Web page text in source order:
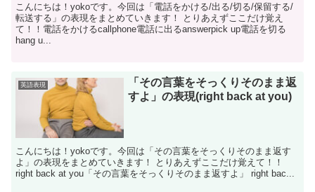
こんにちは！yokoです。今回は「電話をかける/出る/切る/保留する/
転送する」の表現をまとめていきます！ とりあえずここだけ覚え
て！！電話をかけるcallphone電話に出るanswerpick up電話を切る
hang u...
英語表現
「その言葉をそっくりそのまま返
すよ」の表現(right back at you)
こんにちは！yokoです。今回は「その言葉をそっくりそのまま返す
よ」の表現をまとめていきます！ とりあえずここだけ覚えて！！
right back at you「その言葉をそっくりそのまま返すよ」 right bac...